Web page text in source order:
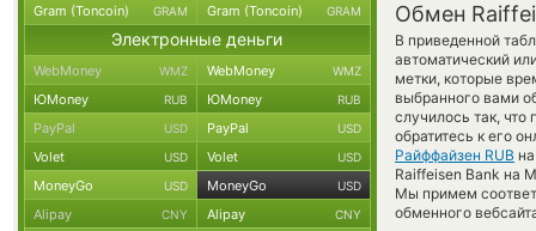
Обмен
В приведенной
автоматический
метки, которые
выбранного вами
случилось так,
обратитесь к его
Райффайзен RUB
Raiffeisen Bank на
Мы примем
обменного
Gram (Toncoin) GRAM Gram (Toncoin) GRAM
Электронные деньги
WebMoney WMZ WebMoney WMZ
ЮMoney RUB ЮMoney RUB
PayPal USD PayPal USD
Volet USD Volet USD
MoneyGo USD MoneyGo USD
Alipay CNY Alipay CNY